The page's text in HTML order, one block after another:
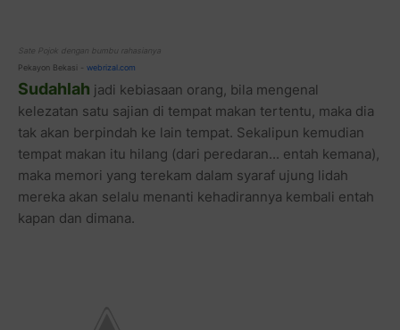
Sate Pojok dengan bumbu rahasianya
Pekayon Bekasi - webrizal.com
Sudahlah jadi kebiasaan orang, bila mengenal
kelezatan satu sajian di tempat makan tertentu, maka dia
tak akan berpindah ke lain tempat. Sekalipun kemudian
tempat makan itu hilang (dari peredaran... entah kemana),
maka memori yang terekam dalam syaraf ujung lidah
mereka akan selalu menanti kehadirannya kembali entah
kapan dan dimana.